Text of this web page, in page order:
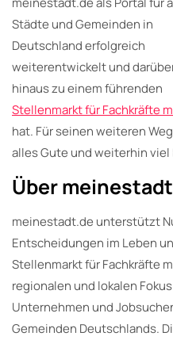
Städte und Gemeinden in
Deutschland erfolgreich
weiterentwickelt und
hinaus zu einem führenden
Stellenmarkt für Fachkräfte
hat. Für seinen weiteren
alles Gute und weiterhin viel
Über
meinestadt.de unterstützt
Entscheidungen im Leben
Stellenmarkt für Fachkräfte
regionalen und lokalen
Unternehmen und
Gemeinden Deutschlands.